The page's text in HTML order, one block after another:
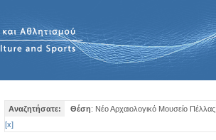
Αναζητήσατε: Θέση: Νέο Αρχαιολογικό Μουσείο Πέλλας
[x]